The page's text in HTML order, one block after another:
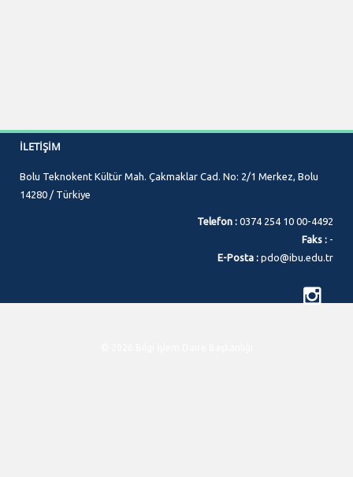
İLETIŞIM
Bolu Teknokent Kültür Mah. Çakmaklar Cad. No: 2/1 Merkez, Bolu
14280 / Türkiye
Telefon : 0374 254 10 00-4492
Faks : -
E-Posta : pdo@ibu.edu.tr